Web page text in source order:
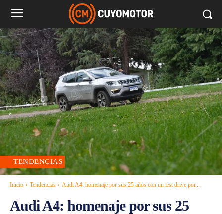
TENDENCIAS
Inicio Tendencias Audi A4: homenaje por sus 25 años con un test drive por...
Audi A4: homenaje por sus 25